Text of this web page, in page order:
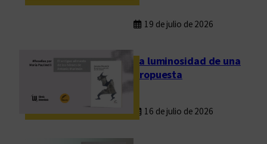
19 de julio de 2026
La luminosidad de una
propuesta
16 de julio de 2026